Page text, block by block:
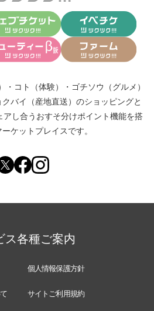
・ コト（体験） ・ ゴチソウ（グルメ）
バイ（産地直送） のショッピングと
アし合う おすそ分けポイント機能を搭
ケットプレイスです。
ス各種ご案内
個人情報保護方針
サイトご利用規約